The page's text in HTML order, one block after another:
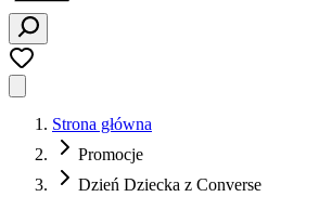
Strona główna
Promocje
Dzień Dziecka z Converse